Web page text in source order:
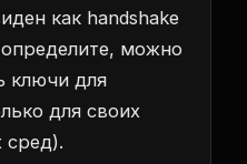
как handshake
можно
ключи для
для своих
сред).